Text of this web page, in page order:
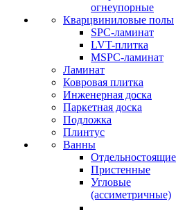
огнеупорные
Кварцвиниловые полы
SPC-ламинат
LVT-плитка
MSPC-ламинат
Ламинат
Ковровая плитка
Инженерная доска
Паркетная доска
Подложка
Плинтус
Ванны
Отдельностоящие
Пристенные
Угловые
(ассиметричные)